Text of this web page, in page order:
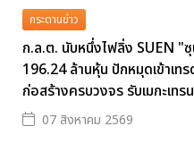
กระดานข่าว
ก.ล.ต. นับหนึ่งไฟลิ่ง SUEN "
196.24 ล้านหุ้น ปักหมุดเข้าเ
ก่อสร้างครบวงจร รับเมกะเทร
07 สิงหาคม 2569